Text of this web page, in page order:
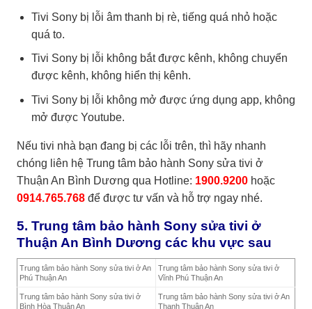
Tivi Sony bị lỗi âm thanh bị rè, tiếng quá nhỏ hoặc
quá to.
Tivi Sony bị lỗi không bắt được kênh, không chuyển
được kênh, không hiển thị kênh.
Tivi Sony bị lỗi không mở được ứng dụng app, không
mở được Youtube.
Nếu tivi nhà bạn đang bị các lỗi trên, thì hãy nhanh
chóng liên hệ Trung tâm bảo hành Sony sửa tivi ở
Thuận An Bình Dương qua Hotline: 1900.9200 hoặc
0914.765.768 để được tư vấn và hỗ trợ ngay nhé.
5. Trung tâm bảo hành Sony sửa tivi ở
Thuận An Bình Dương các khu vực sau
Trung tâm bảo hành Sony sửa tivi ở An
Phú Thuận An
Trung tâm bảo hành Sony sửa tivi ở
Vĩnh Phú Thuận An
Trung tâm bảo hành Sony sửa tivi ở
Bình Hòa Thuận An
Trung tâm bảo hành Sony sửa tivi ở An
Thạnh Thuận An